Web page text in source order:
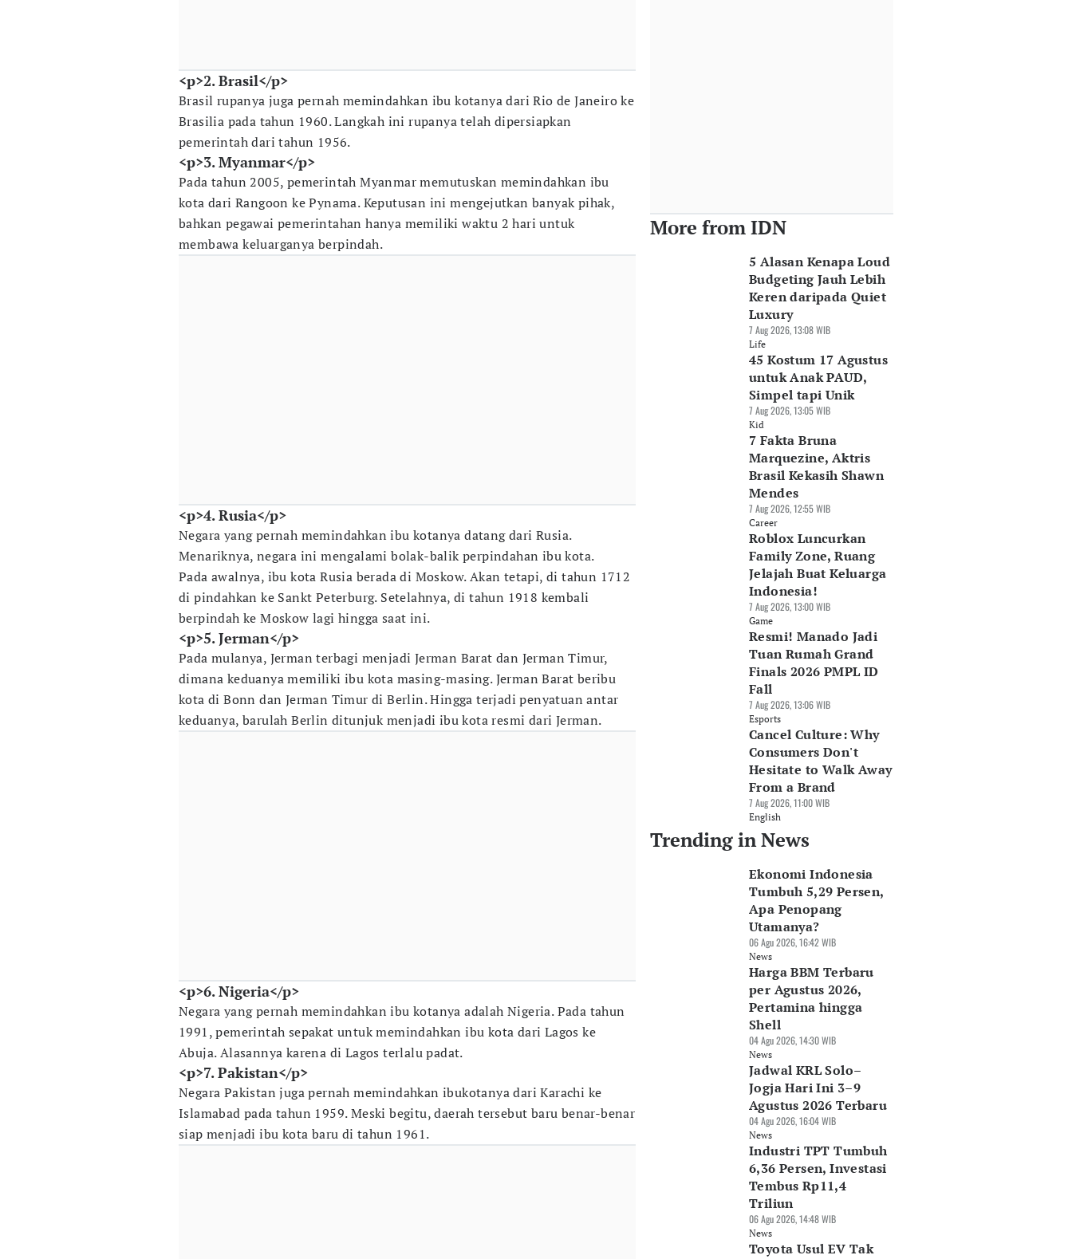
<p>2. Brasil</p>
Brasil rupanya juga pernah memindahkan ibu kotanya dari Rio de Janeiro ke
Brasilia pada tahun 1960. Langkah ini rupanya telah dipersiapkan
pemerintah dari tahun 1956.
<p>3. Myanmar</p>
Pada tahun 2005, pemerintah Myanmar memutuskan memindahkan ibu
kota dari Rangoon ke Pynama. Keputusan ini mengejutkan banyak pihak,
bahkan pegawai pemerintahan hanya memiliki waktu 2 hari untuk
membawa keluarganya berpindah.
<p>4. Rusia</p>
Negara yang pernah memindahkan ibu kotanya datang dari Rusia.
Menariknya, negara ini mengalami bolak-balik perpindahan ibu kota.
Pada awalnya, ibu kota Rusia berada di Moskow. Akan tetapi, di tahun 1712
di pindahkan ke Sankt Peterburg. Setelahnya, di tahun 1918 kembali
berpindah ke Moskow lagi hingga saat ini.
<p>5. Jerman</p>
Pada mulanya, Jerman terbagi menjadi Jerman Barat dan Jerman Timur,
dimana keduanya memiliki ibu kota masing-masing. Jerman Barat beribu
kota di Bonn dan Jerman Timur di Berlin. Hingga terjadi penyatuan antar
keduanya, barulah Berlin ditunjuk menjadi ibu kota resmi dari Jerman.
<p>6. Nigeria</p>
Negara yang pernah memindahkan ibu kotanya adalah Nigeria. Pada tahun
1991, pemerintah sepakat untuk memindahkan ibu kota dari Lagos ke
Abuja. Alasannya karena di Lagos terlalu padat.
<p>7. Pakistan</p>
Negara Pakistan juga pernah memindahkan ibukotanya dari Karachi ke
Islamabad pada tahun 1959. Meski begitu, daerah tersebut baru benar-benar
siap menjadi ibu kota baru di tahun 1961.
More from IDN
5 Alasan Kenapa Loud
Budgeting Jauh Lebih
Keren daripada Quiet
Luxury
7 Aug 2026, 13:08 WIB
Life
45 Kostum 17 Agustus
untuk Anak PAUD,
Simpel tapi Unik
7 Aug 2026, 13:05 WIB
Kid
7 Fakta Bruna
Marquezine, Aktris
Brasil Kekasih Shawn
Mendes
7 Aug 2026, 12:55 WIB
Career
Roblox Luncurkan
Family Zone, Ruang
Jelajah Buat Keluarga
Indonesia!
7 Aug 2026, 13:00 WIB
Game
Resmi! Manado Jadi
Tuan Rumah Grand
Finals 2026 PMPL ID
Fall
7 Aug 2026, 13:06 WIB
Esports
Cancel Culture: Why
Consumers Don't
Hesitate to Walk Away
From a Brand
7 Aug 2026, 11:00 WIB
English
Trending in News
Ekonomi Indonesia
Tumbuh 5,29 Persen,
Apa Penopang
Utamanya?
06 Agu 2026, 16:42 WIB
News
Harga BBM Terbaru
per Agustus 2026,
Pertamina hingga
Shell
04 Agu 2026, 14:30 WIB
News
Jadwal KRL Solo–
Jogja Hari Ini 3–9
Agustus 2026 Terbaru
04 Agu 2026, 16:04 WIB
News
Industri TPT Tumbuh
6,36 Persen, Investasi
Tembus Rp11,4
Triliun
06 Agu 2026, 14:48 WIB
News
Toyota Usul EV Tak